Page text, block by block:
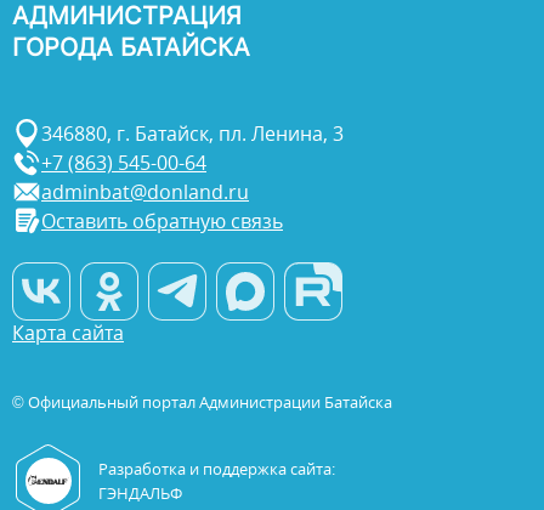
АДМИНИСТРАЦИЯ
ГОРОДА БАТАЙСКА
346880, г. Батайск, пл. Ленина, 3
+7 (863) 545-00-64
adminbat@donland.ru
Оставить обратную связь
Карта сайта
© Официальный портал Администрации Батайска
Разработка и поддержка сайта:
ГЭНДАЛЬФ